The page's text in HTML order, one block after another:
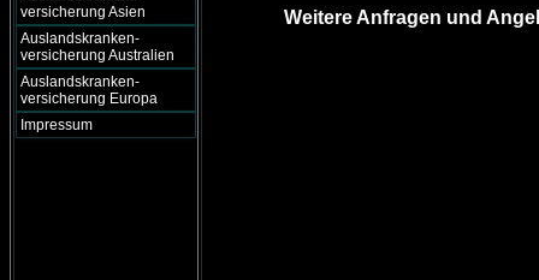
versicherung Asien
Auslandskranken-
versicherung Australien
Auslandskranken-
versicherung Europa
Impressum
Weitere Anfragen und